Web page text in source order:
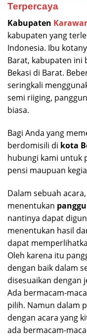
Terpercaya
Kabupaten
kabupaten yang
Indonesia. Ibu
Barat, kabupaten ini
Bekasi di Barat.
seringkali
semi riiging,
biasa.
Bagi Anda yang
berdomisili di kota
hubungi kami untuk
pensi maupuan
Dalam sebuah
menentukan
nantinya dapat
menentukan hasil
dapat
Oleh karena itu
dengan baik dalam
disesuaikan dengan
Ada bermacam-
pilih. Namun dalam
dengan acara yang
ada bermacam-